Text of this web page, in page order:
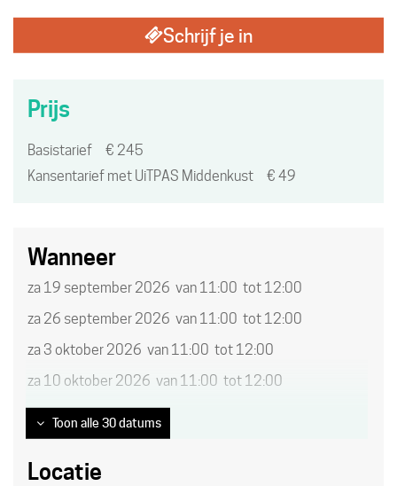
een
Schrijf je in
Prijs
Basistarief € 245
Kansentarief met UiTPAS Middenkust
€ 49
Wanneer
za 19 september 2026 van 11:00 tot 12:00
za 26 september 2026 van 11:00 tot 12:00
za 3 oktober 2026 van 11:00 tot 12:00
za 10 oktober 2026 van 11:00 tot 12:00
Toon alle 30 datums
Locatie